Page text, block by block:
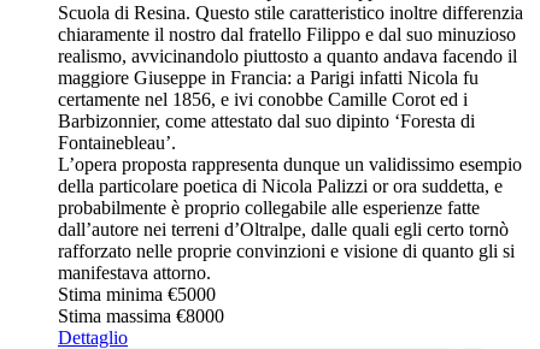
Scuola di Resina. Questo stile caratteristico inoltre differenzia
chiaramente il nostro dal fratello Filippo e dal suo minuzioso
realismo, avvicinandolo piuttosto a quanto andava facendo il
maggiore Giuseppe in Francia: a Parigi infatti Nicola fu
certamente nel 1856, e ivi conobbe Camille Corot ed i
Barbizonnier, come attestato dal suo dipinto ‘Foresta di
Fontainebleau’.
L’opera proposta rappresenta dunque un validissimo esempio
della particolare poetica di Nicola Palizzi or ora suddetta, e
probabilmente è proprio collegabile alle esperienze fatte
dall’autore nei terreni d’Oltralpe, dalle quali egli certo tornò
rafforzato nelle proprie convinzioni e visione di quanto gli si
manifestava attorno.
Stima minima €5000
Stima massima €8000
Dettaglio